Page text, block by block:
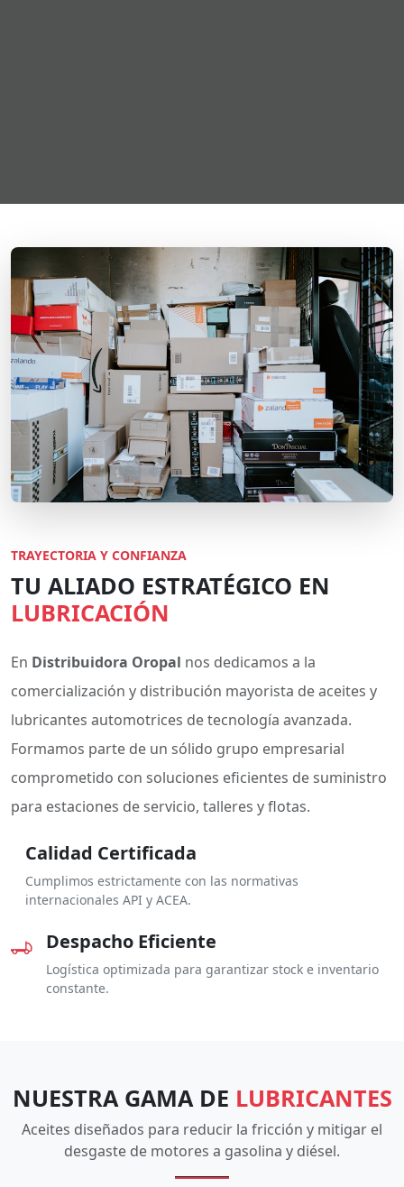
TRAYECTORIA Y CONFIANZA
TU ALIADO ESTRATÉGICO EN
LUBRICACIÓN
En Distribuidora Oropal nos dedicamos a la
comercialización y distribución mayorista de aceites y
lubricantes automotrices de tecnología avanzada.
Formamos parte de un sólido grupo empresarial
comprometido con soluciones eficientes de suministro
para estaciones de servicio, talleres y flotas.
Calidad Certificada
Cumplimos estrictamente con las normativas
internacionales API y ACEA.
Despacho Eficiente
Logística optimizada para garantizar stock e inventario
constante.
NUESTRA GAMA DE LUBRICANTES
Aceites diseñados para reducir la fricción y mitigar el
desgaste de motores a gasolina y diésel.